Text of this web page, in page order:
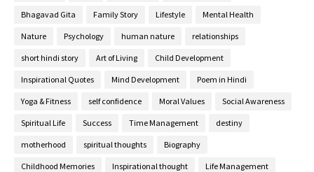
Bhagavad Gita Family Story Lifestyle Mental Health
Nature Psychology human nature relationships
short hindi story Art of Living Child Development
Inspirational Quotes Mind Development Poem in Hindi
Yoga & Fitness self confidence Moral Values Social Awareness
Spiritual Life Success Time Management destiny
motherhood spiritual thoughts Biography
Childhood Memories Inspirational thought Life Management